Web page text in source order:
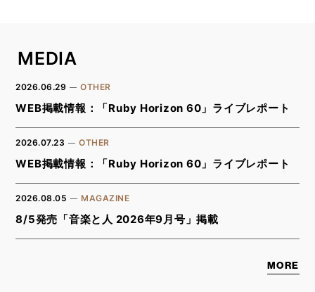
MEDIA
2026.06.29 OTHER
WEB掲載情報：「Ruby Horizon 60」ライブレポート
2026.07.23 OTHER
WEB掲載情報：「Ruby Horizon 60」ライブレポート
2026.08.05 MAGAZINE
8/5発売「音楽と人 2026年9月号」掲載
MORE